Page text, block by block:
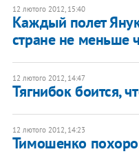
12 лютого 2012, 15:40
Каждый полет
стране не меньше
12 лютого 2012, 14:47
Тягнибок боится,
12 лютого 2012, 14:23
Тимошенко